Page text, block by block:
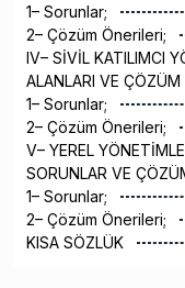
1– Sorunlar;
2– Çözüm Önerileri;
IV– SİVİL KATILIMCI
ALANLARI VE ÇÖZÜM
1– Sorunlar;
2– Çözüm Önerileri;
V– YEREL
SORUNLAR VE
1– Sorunlar;
2– Çözüm Önerileri;
KISA SÖZLÜK